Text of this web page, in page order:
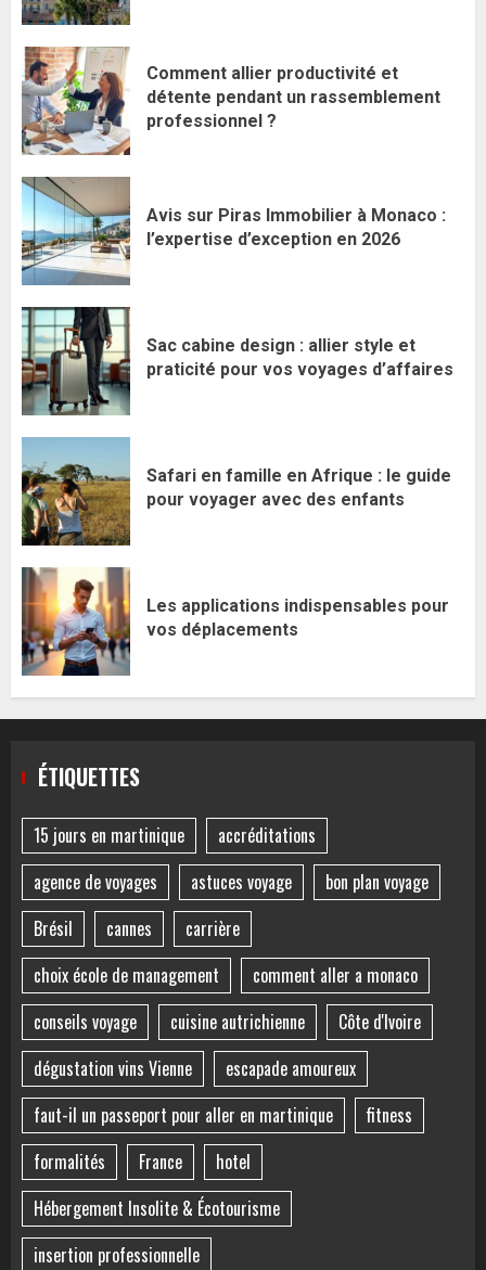
Comment allier productivité et
détente pendant un rassemblement
professionnel ?
Avis sur Piras Immobilier à Monaco :
l’expertise d’exception en 2026
Sac cabine design : allier style et
praticité pour vos voyages d’affaires
Safari en famille en Afrique : le guide
pour voyager avec des enfants
Les applications indispensables pour
vos déplacements
ÉTIQUETTES
15 jours en martinique
accréditations
agence de voyages
astuces voyage
bon plan voyage
Brésil
cannes
carrière
choix école de management
comment aller a monaco
conseils voyage
cuisine autrichienne
Côte d'Ivoire
dégustation vins Vienne
escapade amoureux
faut-il un passeport pour aller en martinique
fitness
formalités
France
hotel
Hébergement Insolite & Écotourisme
insertion professionnelle